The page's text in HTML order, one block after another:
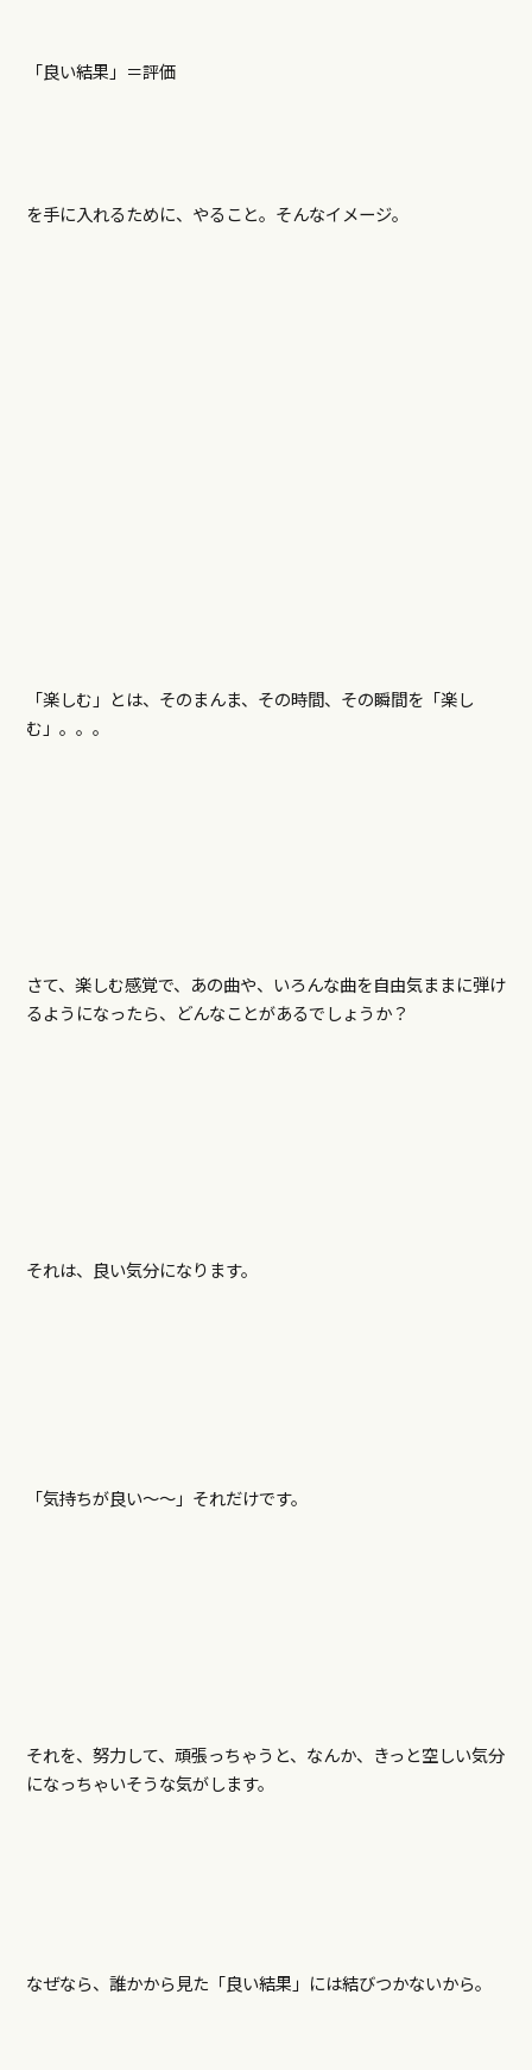
「良い結果」＝評価
を手に入れるために、やること。そんなイメージ。
「楽しむ」とは、そのまんま、その時間、その瞬間を「楽し
む」。。。
さて、楽しむ感覚で、あの曲や、いろんな曲を自由気ままに弾け
るようになったら、どんなことがあるでしょうか？
それは、良い気分になります。
「気持ちが良い～～」それだけです。
それを、努力して、頑張っちゃうと、なんか、きっと空しい気分
になっちゃいそうな気がします。
なぜなら、誰かから見た「良い結果」には結びつかないから。